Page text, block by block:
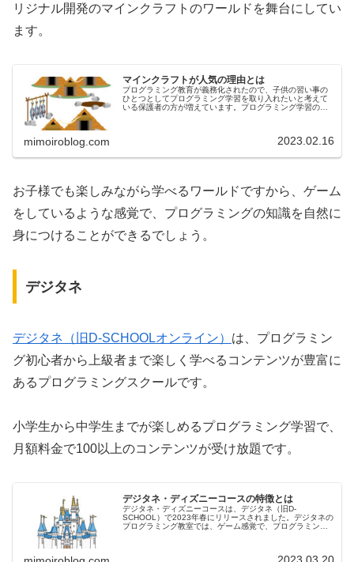
リジナル開発のマインクラフトのワールドを舞台にしてい
ます。
マインクラフトが人気の理由とは
プログラミング教育が義務化されたので、子供の習い事の
ひとつとしてプログラミング学習を取り入れたいと考えて
いる保護者の方が増えています。プログラミング学習の中
mimoiroblog.com 2023.02.16
お子様でも楽しみながら学べるワールドですから、ゲーム
をしているような感覚で、プログラミングの知識を自然に
身につけることができるでしょう。
デジタネ
デジタネ（旧D-SCHOOLオンライン） は、プログラミン
グ初心者から上級者まで楽しく学べるコンテンツが豊富に
あるプログラミングスクールです。
小学生から中学生までが楽しめるプログラミング学習で、
月額料金で100以上のコンテンツが受け放題です。
デジタネ・ディズニーコースの特徴とは
デジタネ・ディズニーコースは、デジタネ（旧D-
SCHOOL）で2023年春にリリースされました。デジタネの
プログラミング教室では、ゲーム感覚で、プログラミング
2023.03.20